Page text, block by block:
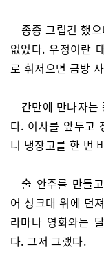
종종 그립긴 했
없었다. 우정이란
로 휘저으면 금방
간만에 만나자는
다. 이사를 앞두고
니 냉장고를 한 번
술 안주를 만들
어 싱크대 위에 던
라마나 영화와는
다. 그저 그랬다.